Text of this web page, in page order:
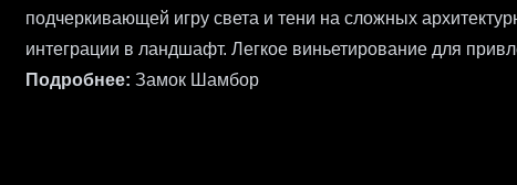
подчеркивающей игру света и тени на сложных
интеграции в ландшафт. Легкое виньетирование для
Подробнее: Замок Шамбор